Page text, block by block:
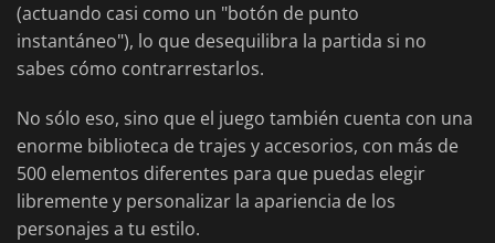
(actuando casi como un "botón de punto
instantáneo"), lo que desequilibra la partida si no
sabes cómo contrarrestarlos.
No sólo eso, sino que el juego también cuenta con una
enorme biblioteca de trajes y accesorios, con más de
500 elementos diferentes para que puedas elegir
libremente y personalizar la apariencia de los
personajes a tu estilo.